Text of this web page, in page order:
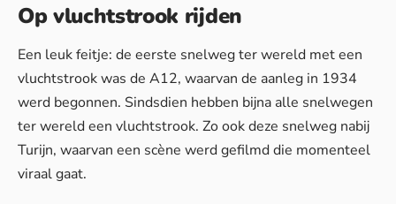
Op vluchtstrook rijden
Een leuk feitje: de eerste snelweg terwereld met een
vluchtstrook was de A12, waarvan de aanleg in 1934
werd begonnen. Sindsdien hebben bijna alle snelwegen
ter wereld een vluchtstrook. Zo ook deze snelweg nabij
Turijn, waarvan een scène werd gefilmd die momenteel
viraal gaat.